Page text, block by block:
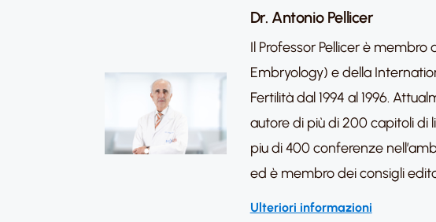
Dr. Antonio Pellicer
Il Professor Pellicer è
Embryology) e della
Fertilità dal 1994 al 1996.
autore di più di 200 capitoli di
piu di 400 conferenze
ed è membro dei consigli
Ulteriori informazioni